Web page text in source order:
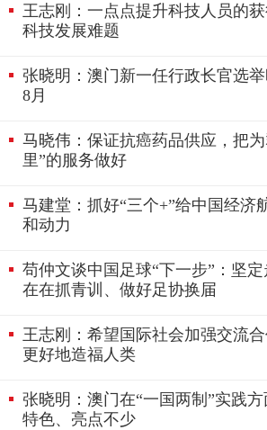
王志刚：一点点提升科技人员的
科技发展难题
张晓明：澳门新一任行政长官选
8月
马晓伟：保证抗癌药品供应，把
里”的服务做好
马建堂：抓好“三个+”给中国经济
和动力
苟仲文谈中国足球“下一步”：坚
在在抓青训、做好足协换届
王志刚：希望国际社会加强交流
更好地造福人类
张晓明：澳门在“一国两制”实践
特色、亮点不少